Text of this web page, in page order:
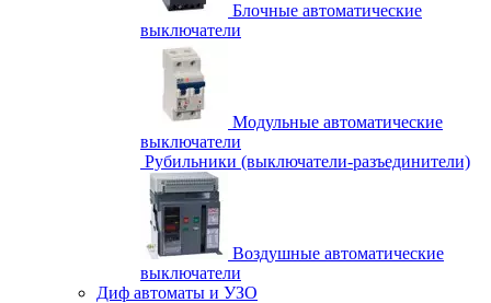
Блочные автоматические
выключатели
Модульные автоматические
выключатели
Рубильники (выключатели-разъединители)
Воздушные автоматические
выключатели
Диф автоматы и УЗО